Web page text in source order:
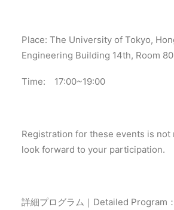
Place: The University of Tokyo,
Engineering Building 14th, Room
Time: 17:00~19:00
Registration for these events is not
look forward to your participation.
詳細プログラム｜Detailed Program：